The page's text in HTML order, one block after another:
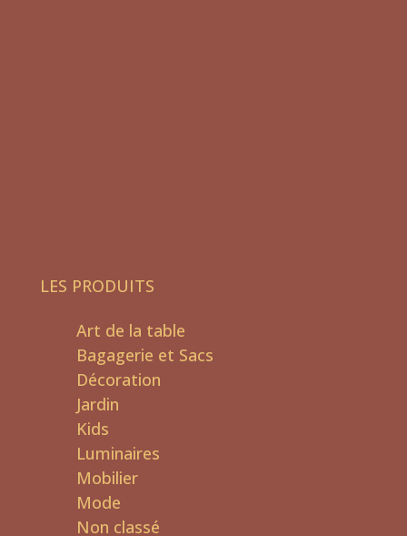
LES PRODUITS
Art de la table
Bagagerie et Sacs
Décoration
Jardin
Kids
Luminaires
Mobilier
Mode
Non classé